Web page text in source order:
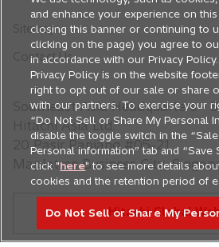
e
n
s
i
n
a
n
e
w
t
a
b
e
n
s
i
n
a
n
e
w
t
a
b
e
n
s
i
n
a
n
e
w
t
a
b
i
Sitemap
Contact Us
Southeast Asia Headquarters -
Hitachi Asia Ltd.
20 Pasir Panjang #05-21
Mapletree Business City,
Hitachi Global
and enhance your experience on
closing this banner or continuing to
clicking on the page) you agree to
in accordance with our Privacy
Privacy Policy is on the website
right to opt out of our sale or share
with our partners. To exercise your
“Do Not Sell or Share My Personal
disable the toggle switch in the
Personal information” tab and “Save
click "here" to see more details
cookies and the retention period of
Do Not Sell or Share My